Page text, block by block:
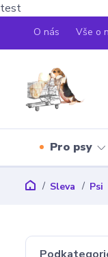
test
O nás Vše o
Pro psy
Sleva Psi